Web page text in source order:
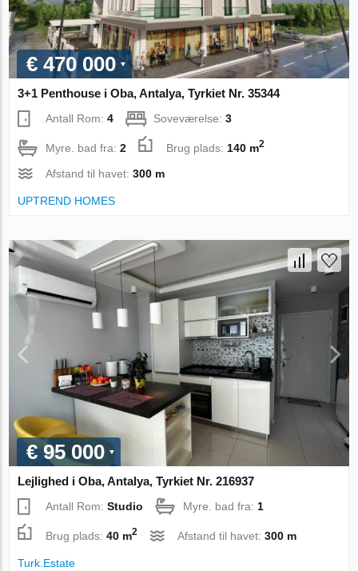
€ 470 000
3+1 Penthouse i Oba, Antalya, Tyrkiet Nr. 35344
Antall Rom:4 Soveværelse:3
Myre. bad fra:2 Brug plads: 140 m2
Afstand til havet:300 m
UPTREND HOMES
€ 95 000
Lejlighed i Oba, Antalya, Tyrkiet Nr. 216937
Antall Rom:Studio Myre. bad fra:1
Brug plads:40 m2 Afstand til havet:300 m
Turk.Estate